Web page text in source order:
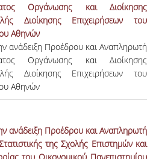
Οργάνωσης και Διοίκησης
Διοίκησης Επιχειρήσεων του
Αθηνών
ανάδειξη Προέδρου και Αναπληρωτή
Οργάνωσης και Διοίκησης
Διοίκησης Επιχειρήσεων του
Αθηνών
ανάδειξη Προέδρου και Αναπληρωτή
της Σχολής Επιστημών και